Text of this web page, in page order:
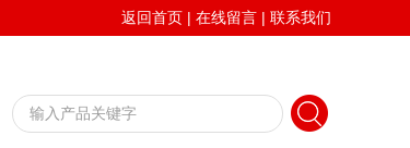
返回首页 | 在线留言 | 联系我们